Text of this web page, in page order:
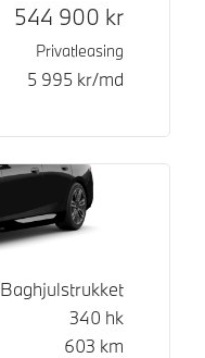
Kontantpris
544 900 kr
Privatleasing
5 995 kr/md
Baghjulstrukket
340 hk
603 km